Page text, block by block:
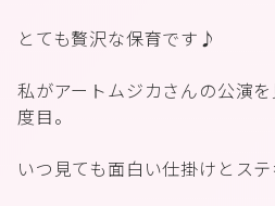
とても贅沢な保育です♪
私がアートムジカさんの公演
度目。
いつ見ても面白い仕掛けとステ